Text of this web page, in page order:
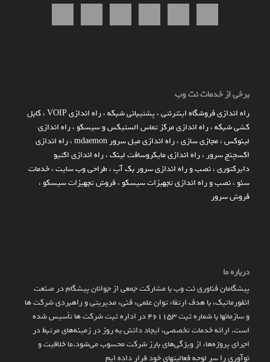
برخی از خدمات نت وب
راه اندازي فروشگاه اينترنتي،پشتیبانی شبکه،راه اندازی VOIP ،کابل
کشی شبکه،راه اندازی مرکز تماس الستیکس و سیسکو ،راه اندازی
لینوکس،مجازی سازی،راه اندازی میل سرور mdaemon ،راه اندازی
اکسچنج سرور ،راه اندازی مایکروسافت لینک،راه اندازی اکتیو
دایرکتوری،نصب و راه اندازی سرور بک آپ،طراحی وب سایت،خدمات
سئو ،نصب و راه اندازی تجهیزات سیسکو ،فروش تجهیزات سیسکو ،
فروش سرور
درباره ما
پیشگامان فناوری نت وب با مشارکت جمعی از جوانان پیشگام در صنعت
انفورماتیک، با هدف ارتقاء توان علمی، فنی، مدیریتی و راهبردی شرکت ها
و سازمان­ها با شماره ثبت 461153 در اداره ثبت شرکت ها تأسیس شده
است. ارائه خدمات تخصصی، ایجاد دانش به‌ روز در زمینه‌های مرتبط در
اجرای پروژه‌ها، از ویژگی‌های بارز شرکت محسوب می‌شود.ما خلاقیت و
نوآوری را سر لوحه فعالیتهای خود قرار داده ایم